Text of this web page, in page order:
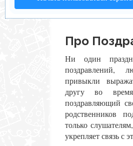
Про
Ни один
привыкли
другу во
поздравляющий
родственников
только
укрепляет связь с